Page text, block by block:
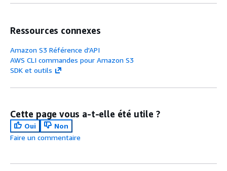
Ressources connexes
Amazon S3 Référence d'API
AWS CLI commandes pour Amazon S3
SDK et outils
Cette page vous a-t-elle été utile ?
Oui
Non
Faire un commentaire